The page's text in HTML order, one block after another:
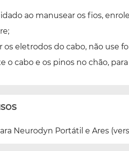
ao manusear os fios,
os eletrodos do cabo, não use
o cabo e os pinos no chão,
Neurodyn Portátil e Ares